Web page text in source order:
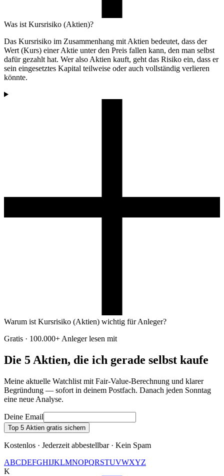
Was ist Kursrisiko (Aktien)?
Das Kursrisiko im Zusammenhang mit Aktien bedeutet, dass der
Wert (Kurs) einer Aktie unter den Preis fallen kann, den man selbst
dafür gezahlt hat. Wer also Aktien kauft, geht das Risiko ein, dass er
sein eingesetztes Kapital teilweise oder auch vollständig verlieren
könnte.
Warum ist Kursrisiko (Aktien) wichtig für Anleger?
Gratis · 100.000+ Anleger lesen mit
Die 5 Aktien, die ich gerade selbst kaufe
Meine aktuelle Watchlist mit Fair-Value-Berechnung und klarer
Begründung — sofort in deinem Postfach. Danach jeden Sonntag
eine neue Analyse.
Deine Email
Top 5 Aktien gratis sichern
Kostenlos · Jederzeit abbestellbar · Kein Spam
ABCDEFGHIJKLMNOPQRSTUVWXYZ
K